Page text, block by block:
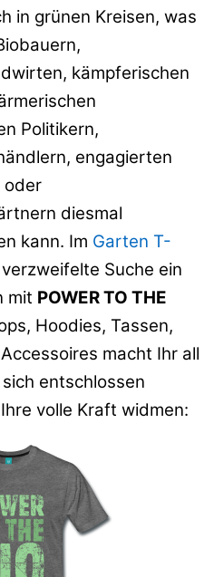
in grünen Kreisen, was
kämpferischen
Politikern,
engagierten
oder
diesmal
kann. Im Garten T-
Suche ein
mit POWER TO THE
Hoodies, Tassen,
macht Ihr all
entschlossen
volle Kraft widmen: